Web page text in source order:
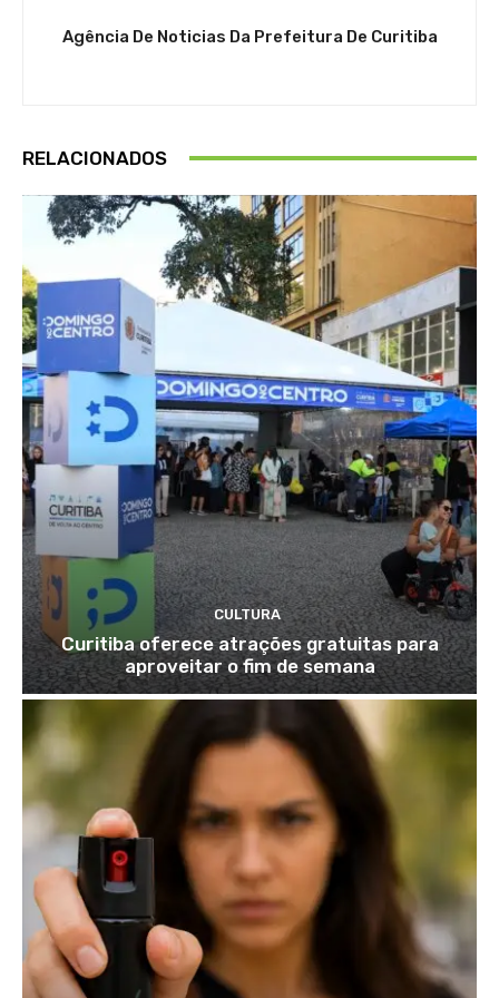
Agência De Noticias Da Prefeitura De Curitiba
RELACIONADOS
CULTURA
Curitiba oferece atrações gratuitas para
aproveitar o fim de semana